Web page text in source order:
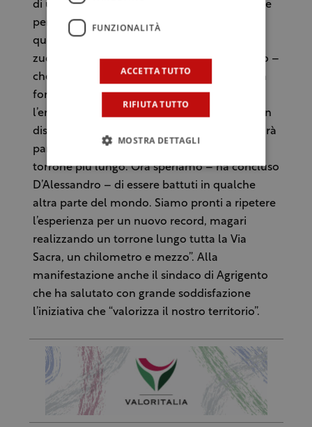
di un nostro prodotto tipico, quel torrone che
per noi è la “cubaita”, la versione siciliana di
questo dolce che mette insieme mandorle e
zucchero. Tengo a sottolineare – ha aggiunto –
che l’evento è stato realizzato senza nessuna
forma di contributo pubblico. E’ bastato
l’entusiasmo e la voglia di fare e di mettersi in
discussione per conquistare un record che farà
parlare di Agrigento nel mondo anche per il
torrone più lungo. Ora speriamo – ha concluso
D’Alessandro – di essere battuti in qualche
altra parte del mondo. Siamo pronti a ripetere
l’esperienza per un nuovo record, magari
realizzando un torrone lungo tutta la Via
Sacra, un chilometro e mezzo”. Alla
manifestazione anche il sindaco di Agrigento
che ha salutato con grande soddisfazione
l’iniziativa che “valorizza il nostro territorio”.
FUNZIONALITÀ
ACCETTA TUTTO
RIFIUTA TUTTO
MOSTRA DETTAGLI